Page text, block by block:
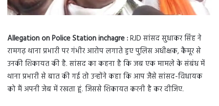
Allegation on Police Station inchagre :RJD सांसद सुधाकर सिंह ने
रामगढ़ थाना प्रभारी पर गंभीर आरोप लगाते हुए पुलिस अधीक्षक, कैमूर से
उनकी शिकायत की है. सांसद का कहना है कि जब एक मामले के संबंध में
थाना प्रभारी से बात की गई तो उन्होंने कहा कि आप जैसे सांसद-विधायक
को मैं अपनी जेब में रखता हूं. जिससे शिकायत करनी है कर दीजिए.